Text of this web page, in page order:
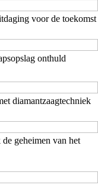
voor de toekomst
onthuld
diamantzaagtechniek
geheimen van het